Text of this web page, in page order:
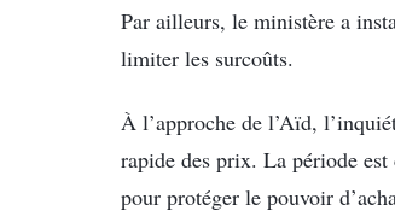
Par ailleurs, le ministère a
limiter les surcoûts.
À l’approche de l’Aïd,
rapide des prix. La période
pour protéger le pouvoir